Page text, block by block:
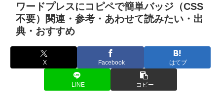
ワードプレスにコピペで簡単バッジ（CSS
不要）関連・参考・あわせて読みたい・出
典・おすすめ
X Facebook はてブ
LINE コピー